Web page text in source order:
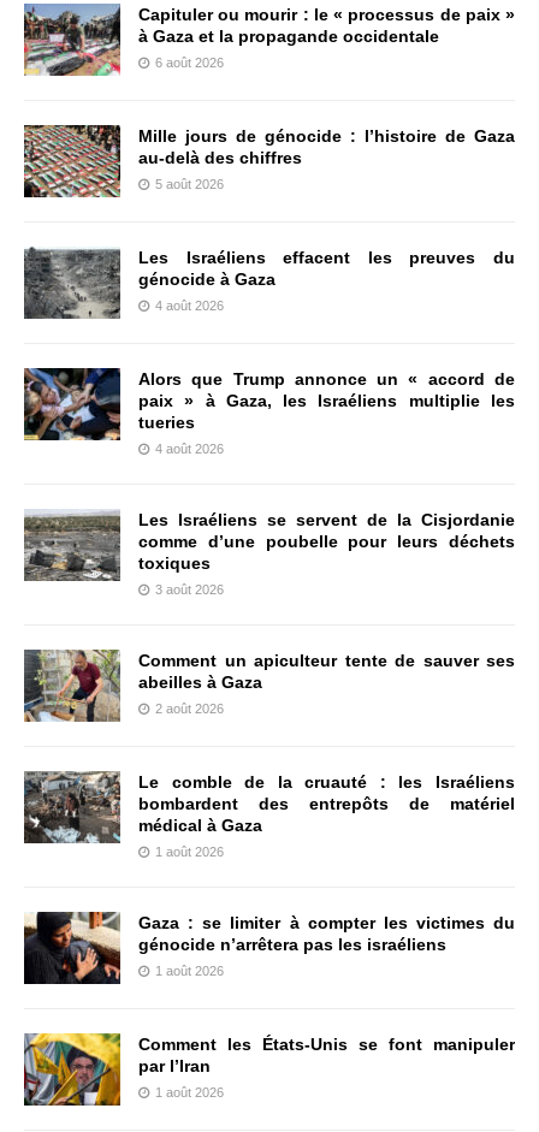
Capituler ou mourir : le « processus de paix »
à Gaza et la propagande occidentale
6 août 2026
Mille jours de génocide : l’histoire de Gaza
au-delà des chiffres
5 août 2026
Les Israéliens effacent les preuves du
génocide à Gaza
4 août 2026
Alors que Trump annonce un « accord de
paix » à Gaza, les Israéliens multiplie les
tueries
4 août 2026
Les Israéliens se servent de la Cisjordanie
comme d’une poubelle pour leurs déchets
toxiques
3 août 2026
Comment un apiculteur tente de sauver ses
abeilles à Gaza
2 août 2026
Le comble de la cruauté : les Israéliens
bombardent des entrepôts de matériel
médical à Gaza
1 août 2026
Gaza : se limiter à compter les victimes du
génocide n’arrêtera pas les israéliens
1 août 2026
Comment les États-Unis se font manipuler
par l’Iran
1 août 2026